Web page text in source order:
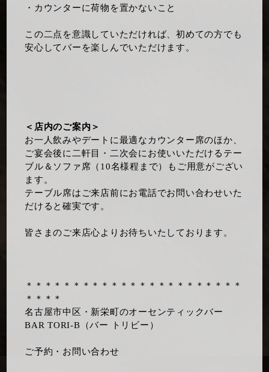
・カウンターに荷物を置かないこと
この二点を意識していただければ、初めての方でも
安心してバーを楽しんでいただけます。
＜店内のご案内＞
お一人飲みやデートに最適なカウンター席のほか、
ご宴会後に二軒目・二次会にお使いいただけるテー
ブル＆ソファ席（10名様程まで）もご用意がござい
ます。
テーブル席はご来店前にお電話でお問い合わせいた
だけると確実です。
皆さまのご来店心よりお待ちいたしております。
＊＊＊＊＊＊＊＊＊＊＊＊＊＊＊＊＊＊＊＊＊＊＊
＊＊＊＊
名古屋市中区・新栄町のオーセンティックバー
BAR TORI-B（バー トリビー）
ご予約・お問い合わせ